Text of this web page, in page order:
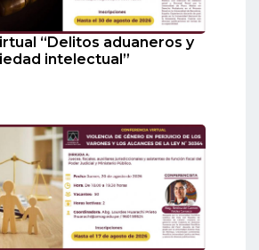
“Delitos aduaneros y
intelectual”